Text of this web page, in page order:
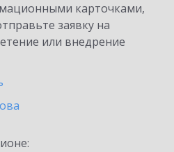
карточками,
заявку на
или внедрение